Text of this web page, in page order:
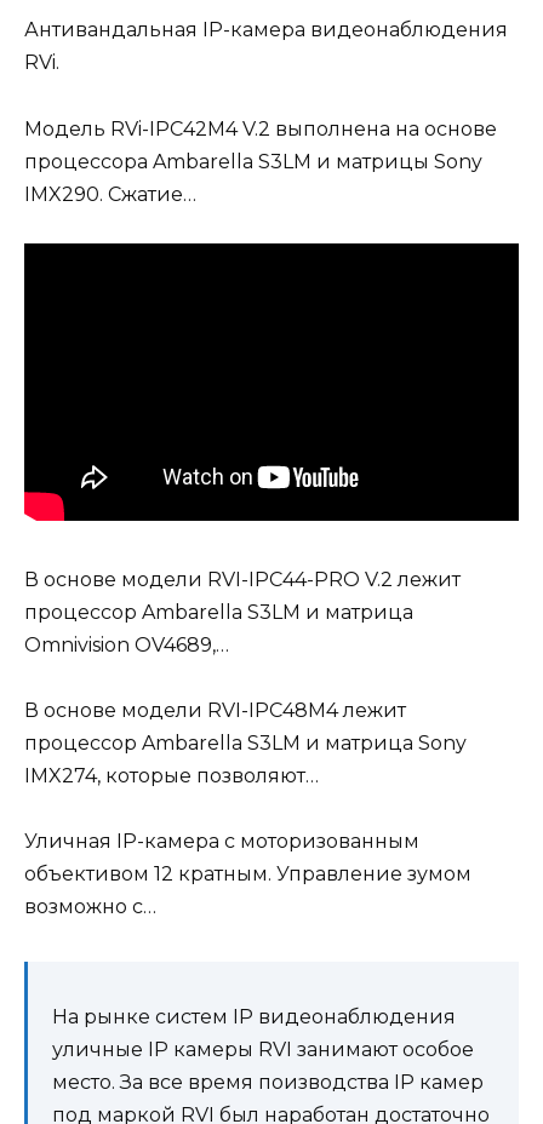
Антивандальная IP-камера видеонаблюдения
RVi.
Модель RVi-IPC42M4 V.2 выполнена на основе
процессора Ambarella S3LM и матрицы Sony
IMX290. Сжатие…
В основе модели RVI-IPC44-PRO V.2 лежит
процессор Ambarella S3LM и матрица
Omnivision OV4689,…
В основе модели RVI-IPC48M4 лежит
процессор Ambarella S3LM и матрица Sony
IMX274, которые позволяют…
Уличная IP-камера с моторизованным
объективом 12 кратным. Управление зумом
возможно с…
На рынке систем IP видеонаблюдения
уличные IP камеры RVI занимают особое
место. За все время поизводства IP камер
под маркой RVI был наработан достаточно